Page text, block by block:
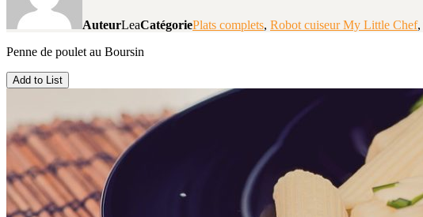
AuteurLeaCatégoriePlats complets, Robot cuiseur My Little Chef,
Penne de poulet au Boursin
Add to List